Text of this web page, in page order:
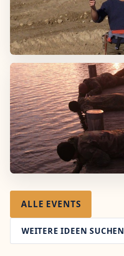
ALLE EVENTS
WEITERE IDEEN SUCHEN